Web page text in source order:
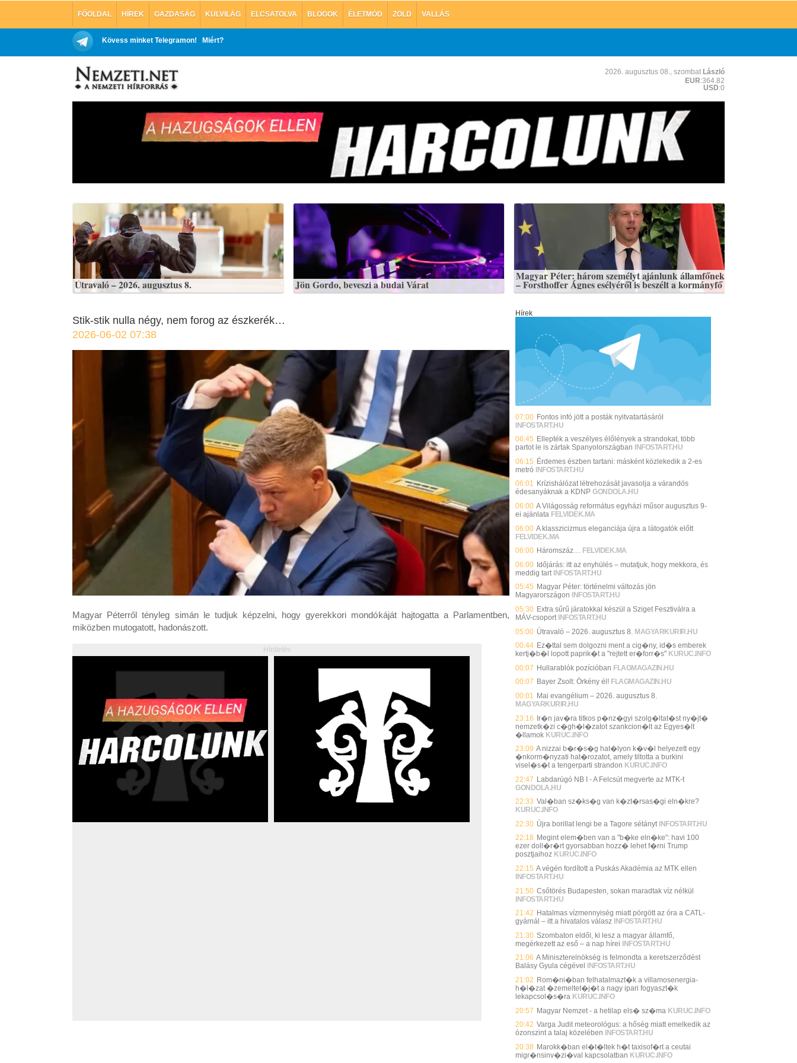
FŐOLDAL HÍREK GAZDASÁG KÜLVILÁG ELCSATOLVA BLOGOK ÉLETMÓD ZÖLD VALLÁS
Kövess minket Telegramon! Miért?
2026. augusztus 08., szombat László
EUR:364.82
USD:0
Útravaló – 2026. augusztus 8. Jön Gordo, beveszi a budai Várat
Magyar Péter: három személyt ajánlunk államfőnek
– Forsthoffer Ágnes esélyéről is beszélt a kormányfő
Stik-stik nulla négy, nem forog az észkerék…
2026-06-02 07:38
Magyar Péterről tényleg simán le tudjuk képzelni, hogy gyerekkori mondókáját hajtogatta a Parlamentben,
miközben mutogatott, hadonászott.
Hírdetés
Hírek
07:00 Fontos infó jött a posták nyitvatartásáról
INFOSTART.HU
06:45 Ellepték a veszélyes élőlények a strandokat, több
partot le is zártak Spanyolországban
INFOSTART.HU
06:15 Érdemes észben tartani: másként közlekedik a 2-es
metró INFOSTART.HU
06:01 Krízishálózat létrehozását javasolja a várandós
édesanyáknak a KDNP GONDOLA.HU
06:00 A Világosság református egyházi műsor augusztus 9-
ei ajánlata FELVIDEK.MA
06:00 A klasszicizmus eleganciája újra a látogatók előtt
FELVIDEK.MA
06:00 Háromszáz… FELVIDEK.MA
06:00 Időjárás: itt az enyhülés – mutatjuk, hogy mekkora, és
meddig tart INFOSTART.HU
05:45 Magyar Péter: történelmi változás jön
Magyarországon
INFOSTART.HU
05:30 Extra sűrű járatokkal készül a Sziget Fesztiválra a
MÁV-csoport INFOSTART.HU
05:00 Útravaló – 2026. augusztus 8. MAGYARKURIR.HU
00:44 Ez�ttal sem dolgozni ment a cig�ny, id�s emberek
kertj�b�l lopott paprik�t a "rejtett er�forr�s" KURUC.INFO
00:07 Hullarablók pozícióban FLAGMAGAZIN.HU
00:07 Bayer Zsolt: Örkény él! FLAGMAGAZIN.HU
00:01 Mai evangélium – 2026. augusztus 8.
MAGYARKURIR.HU
23:16 Ir�n jav�ra titkos p�nz�gyi szolg�ltat�st ny�jt�
nemzetk�zi c�gh�l�zatot szankcion�lt az Egyes�lt
�llamok KURUC.INFO
23:09 A nizzai b�r�s�g hat�lyon k�v�l helyezett egy
�nkorm�nyzati hat�rozatot, amely tiltotta a burkini
visel�s�t a tengerparti strandon KURUC.INFO
22:47 Labdarúgó NB I - A Felcsút megverte az MTK-t
GONDOLA.HU
22:33 Val�ban sz�ks�g van k�zt�rsas�gi eln�kre?
KURUC.INFO
22:30 Újra borillat lengi be a Tagore sétányt INFOSTART.HU
22:18 Megint elem�ben van a "b�ke eln�ke": havi 100
ezer doll�r�rt gyorsabban hozz� lehet f�rni Trump
posztjaihoz KURUC.INFO
22:15 A végén fordított a Puskás Akadémia az MTK ellen
INFOSTART.HU
21:50 Csőtörés Budapesten, sokan maradtak víz nélkül
INFOSTART.HU
21:42 Hatalmas vízmennyiség miatt pörgött az óra a CATL-
gyárnál – itt a hivatalos válasz INFOSTART.HU
21:30 Szombaton eldől, ki lesz a magyar államfő,
megérkezett az eső – a nap hírei INFOSTART.HU
21:06 A Miniszterelnökség is felmondta a keretszerződést
Balásy Gyula cégével
INFOSTART.HU
21:02 Rom�ni�ban felhatalmazt�k a villamosenergia-
h�l�zat �zemeltet�j�t a nagy ipari fogyaszt�k
lekapcsol�s�ra KURUC.INFO
20:57 Magyar Nemzet - a hetilap els� sz�ma KURUC.INFO
20:42 Varga Judit meteorológus: a hőség miatt emelkedik az
ózonszint a talaj közelében
INFOSTART.HU
20:38 Marokk�ban el�t�ltek h�t taxisof�rt a ceutai
migr�nsinv�zi�val kapcsolatban KURUC.INFO